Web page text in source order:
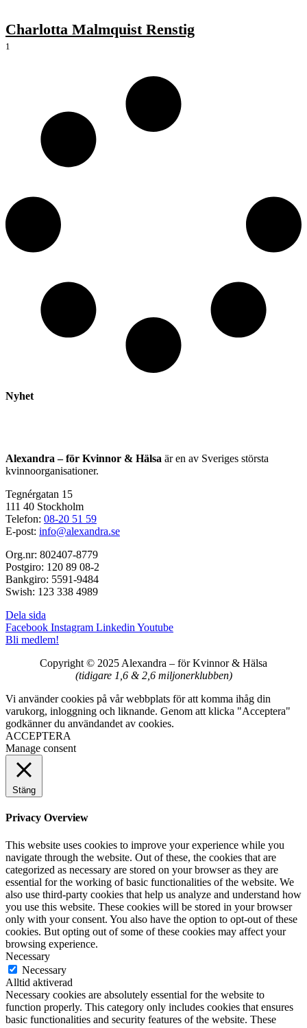
Charlotta Malmquist Renstig
1
Nyhet
Alexandra – för Kvinnor & Hälsa är en av Sveriges största
kvinnoorganisationer.
Tegnérgatan 15
111 40 Stockholm
Telefon: 08-20 51 59
E-post: info@alexandra.se
Org.nr: 802407-8779
Postgiro: 120 89 08-2
Bankgiro: 5591-9484
Swish: 123 338 4989
Dela sida
Facebook Instagram Linkedin Youtube
Bli medlem!
Copyright © 2025 Alexandra – för Kvinnor & Hälsa
(tidigare 1,6 & 2,6 miljonerklubben)
Vi använder cookies på vår webbplats för att komma ihåg din
varukorg, inloggning och liknande. Genom att klicka "Acceptera"
godkänner du användandet av cookies.
ACCEPTERA
Manage consent
Stäng
Privacy Overview
This website uses cookies to improve your experience while you
navigate through the website. Out of these, the cookies that are
categorized as necessary are stored on your browser as they are
essential for the working of basic functionalities of the website. We
also use third-party cookies that help us analyze and understand how
you use this website. These cookies will be stored in your browser
only with your consent. You also have the option to opt-out of these
cookies. But opting out of some of these cookies may affect your
browsing experience.
Necessary
Necessary
Alltid aktiverad
Necessary cookies are absolutely essential for the website to
function properly. This category only includes cookies that ensures
basic functionalities and security features of the website. These